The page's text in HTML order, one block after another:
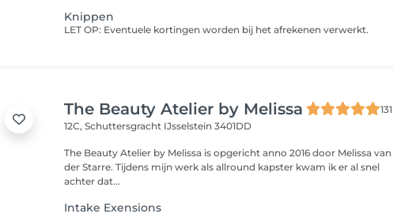
Knippen
LET OP: Eventuele kortingen worden bij het afrekenen verwerkt.
The Beauty Atelier by Melissa
131
12C, Schuttersgracht IJsselstein 3401DD
The Beauty Atelier by Melissa is opgericht anno 2016 door Melissa van
der Starre. Tijdens mijn werk als allround kapster kwam ik er al snel
achter dat...
Intake Exensions